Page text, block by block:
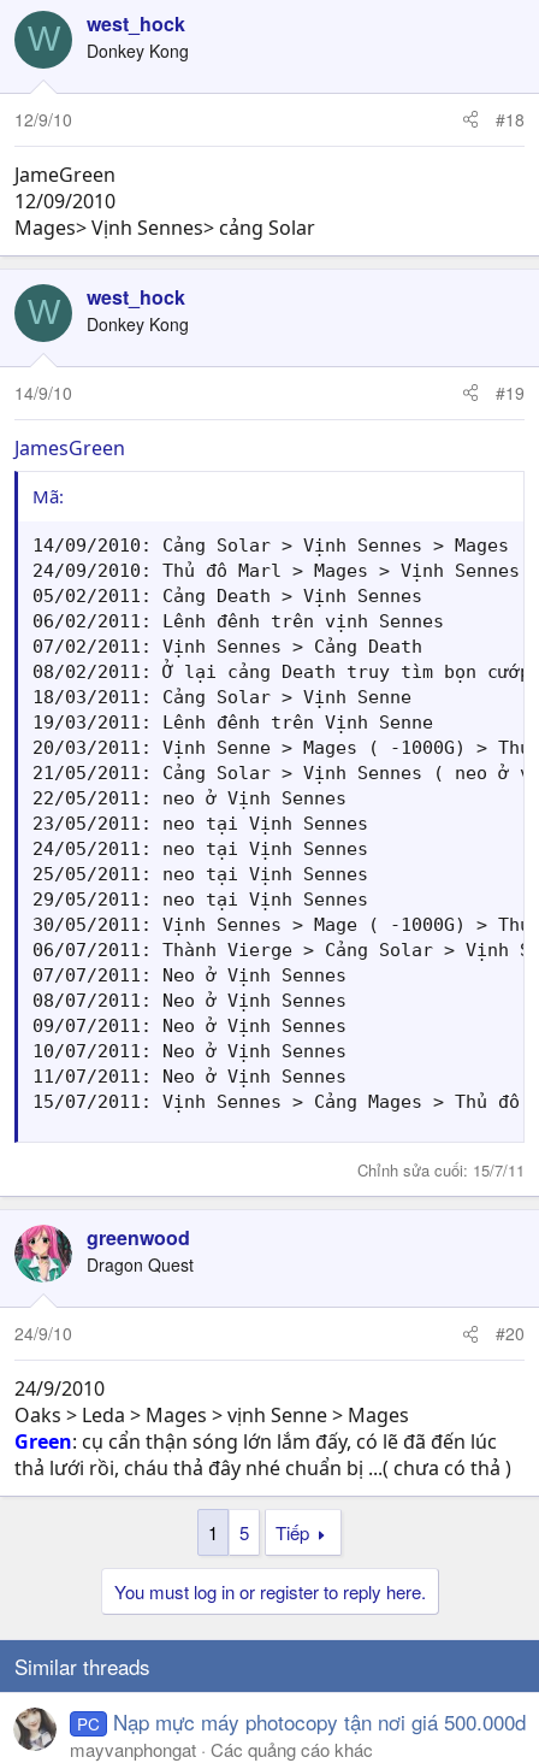
W west_hock
Donkey Kong
12/9/10 #18
JameGreen
12/09/2010
Mages> Vịnh Sennes> cảng Solar
W west_hock
Donkey Kong
14/9/10 #19
JamesGreen
Mã:
14/09/2010: Cảng Solar > Vịnh Sennes > Mages
24/09/2010: Thủ đô Marl > Mages > Vịnh Sennes
05/02/2011: Cảng Death > Vịnh Sennes
06/02/2011: Lênh đênh trên vịnh Sennes
07/02/2011: Vịnh Sennes > Cảng Death
08/02/2011: Ở lại cảng Death truy tìm bọn cướp
18/03/2011: Cảng Solar > Vịnh Senne
19/03/2011: Lênh đênh trên Vịnh Senne
20/03/2011: Vịnh Senne > Mages ( -1000G) >
21/05/2011: Cảng Solar > Vịnh Sennes ( neo ở
22/05/2011: neo ở Vịnh Sennes
23/05/2011: neo tại Vịnh Sennes
24/05/2011: neo tại Vịnh Sennes
25/05/2011: neo tại Vịnh Sennes
29/05/2011: neo tại Vịnh Sennes
30/05/2011: Vịnh Sennes > Mage ( -1000G) >
06/07/2011: Thành Vierge > Cảng Solar > Vịnh
07/07/2011: Neo ở Vịnh Sennes
08/07/2011: Neo ở Vịnh Sennes
09/07/2011: Neo ở Vịnh Sennes
10/07/2011: Neo ở Vịnh Sennes
11/07/2011: Neo ở Vịnh Sennes
15/07/2011: Vịnh Sennes > Cảng Mages > Thủ đô
Chỉnh sửa cuối: 15/7/11
greenwood
Dragon Quest
24/9/10 #20
24/9/2010
Oaks > Leda > Mages > vịnh Senne > Mages
Green: cụ cẩn thận sóng lớn lắm đấy, có lẽ đã đến lúc
thả lưới rồi, cháu thả đây nhé chuẩn bị ...( chưa có thả )
1 5 Tiếp
You must log in or register to reply here.
Similar threads
PC Nạp mực máy photocopy tận nơi giá 500.000d
mayvanphongat Các quảng cáo khác